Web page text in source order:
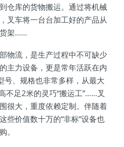
仓库的货物搬运。通过将机械
叉车将一台台加工好的产品从
架……
物流，是生产过程中不可缺少
主力设备，更是常年活跃在内
号、规格也非常多样，从最大
不足2米的灵巧“搬运工”……叉
很大，重度依赖定制。伴随着
些价值数十万的“非标”设备也
。